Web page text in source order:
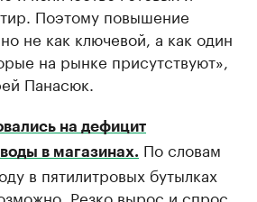
Поэтому повышение
не как ключевой, а как один
на рынке присутствуют»,
Панасюк.
на дефицит
в магазинах. По словам
в пятилитровых бутылках
Резко вырос и спрос